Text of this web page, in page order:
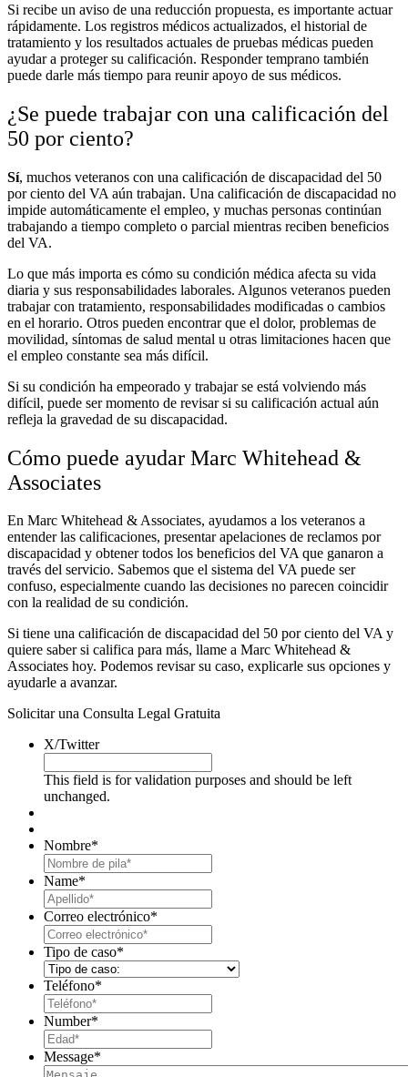
Si recibe un aviso de una reducción propuesta, es importante actuar
rápidamente. Los registros médicos actualizados, el historial de
tratamiento y los resultados actuales de pruebas médicas pueden
ayudar a proteger su calificación. Responder temprano también
puede darle más tiempo para reunir apoyo de sus médicos.
¿Se puede trabajar con una calificación del
50 por ciento?
Sí, muchos veteranos con una calificación de discapacidad del 50
por ciento del VA aún trabajan. Una calificación de discapacidad no
impide automáticamente el empleo, y muchas personas continúan
trabajando a tiempo completo o parcial mientras reciben beneficios
del VA.
Lo que más importa es cómo su condición médica afecta su vida
diaria y sus responsabilidades laborales. Algunos veteranos pueden
trabajar con tratamiento, responsabilidades modificadas o cambios
en el horario. Otros pueden encontrar que el dolor, problemas de
movilidad, síntomas de salud mental u otras limitaciones hacen que
el empleo constante sea más difícil.
Si su condición ha empeorado y trabajar se está volviendo más
difícil, puede ser momento de revisar si su calificación actual aún
refleja la gravedad de su discapacidad.
Cómo puede ayudar Marc Whitehead &
Associates
En Marc Whitehead & Associates, ayudamos a los veteranos a
entender las calificaciones, presentar apelaciones de reclamos por
discapacidad y obtener todos los beneficios del VA que ganaron a
través del servicio. Sabemos que el sistema del VA puede ser
confuso, especialmente cuando las decisiones no parecen coincidir
con la realidad de su condición.
Si tiene una calificación de discapacidad del 50 por ciento del VA y
quiere saber si califica para más, llame a Marc Whitehead &
Associates hoy. Podemos revisar su caso, explicarle sus opciones y
ayudarle a avanzar.
Solicitar una Consulta Legal Gratuita
X/Twitter
This field is for validation purposes and should be left
unchanged.
Nombre*
Name*
Correo electrónico*
Tipo de caso*
Teléfono*
Number*
Message*